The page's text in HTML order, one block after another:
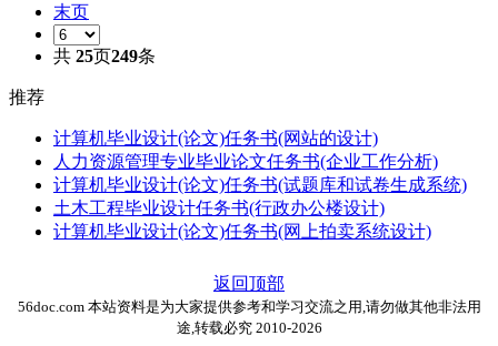
末页
共 25页249条
推荐
计算机毕业设计(论文)任务书(网站的设计)
人力资源管理专业毕业论文任务书(企业工作分析)
计算机毕业设计(论文)任务书(试题库和试卷生成系统)
土木工程毕业设计任务书(行政办公楼设计)
计算机毕业设计(论文)任务书(网上拍卖系统设计)
返回顶部
56doc.com 本站资料是为大家提供参考和学习交流之用,请勿做其他非法用
途,转载必究 2010-2026